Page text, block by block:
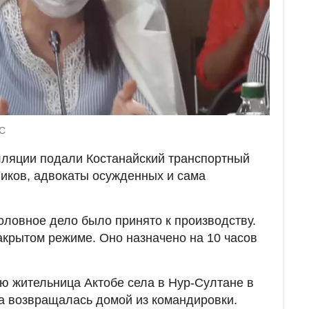
подали Костанайский транспортный
адвокаты осужденных и сама
дело было принято к производству.
режиме. Оно назначено на 10 часов
Актобе села в Нур-Султане в
возвращалась домой из командировки.